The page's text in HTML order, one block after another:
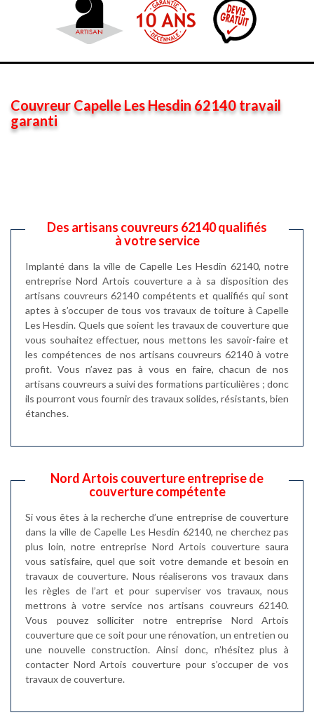
Couvreur Capelle Les Hesdin 62140 travail
garanti
Des artisans couvreurs 62140 qualifiés
à votre service
Implanté dans la ville de Capelle Les Hesdin 62140, notre
entreprise Nord Artois couverture a à sa disposition des
artisans couvreurs 62140 compétents et qualifiés qui sont
aptes à s’occuper de tous vos travaux de toiture à Capelle
Les Hesdin. Quels que soient les travaux de couverture que
vous souhaitez effectuer, nous mettons les savoir-faire et
les compétences de nos artisans couvreurs 62140 à votre
profit. Vous n’avez pas à vous en faire, chacun de nos
artisans couvreurs a suivi des formations particulières ; donc
ils pourront vous fournir des travaux solides, résistants, bien
étanches.
Nord Artois couverture entreprise de
couverture compétente
Si vous êtes à la recherche d’une entreprise de couverture
dans la ville de Capelle Les Hesdin 62140, ne cherchez pas
plus loin, notre entreprise Nord Artois couverture saura
vous satisfaire, quel que soit votre demande et besoin en
travaux de couverture. Nous réaliserons vos travaux dans
les règles de l’art et pour superviser vos travaux, nous
mettrons à votre service nos artisans couvreurs 62140.
Vous pouvez solliciter notre entreprise Nord Artois
couverture que ce soit pour une rénovation, un entretien ou
une nouvelle construction. Ainsi donc, n’hésitez plus à
contacter Nord Artois couverture pour s’occuper de vos
travaux de couverture.